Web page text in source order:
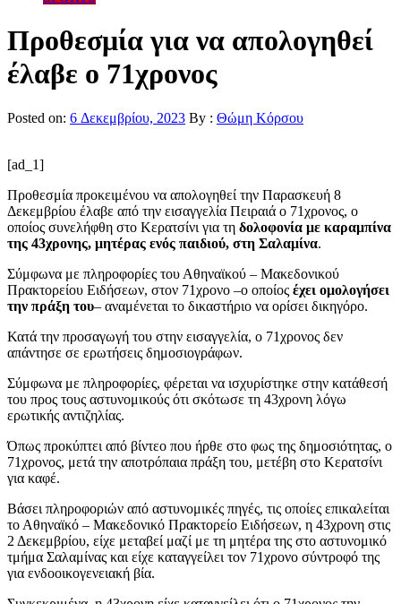
Προθεσμία για να απολογηθεί
έλαβε ο 71χρονος
Posted on: 6 Δεκεμβρίου, 2023 By : Θώμη Κόρσου
[ad_1]
Προθεσμία προκειμένου να απολογηθεί την Παρασκευή 8
Δεκεμβρίου έλαβε από την εισαγγελία Πειραιά ο 71χρονος, ο
οποίος συνελήφθη στο Κερατσίνι για τη δολοφονία με καραμπίνα
της 43χρονης, μητέρας ενός παιδιού, στη Σαλαμίνα.
Σύμφωνα με πληροφορίες του Αθηναϊκού – Μακεδονικού
Πρακτορείου Ειδήσεων, στον 71χρονο –ο οποίος έχει ομολογήσει
την πράξη του– αναμένεται το δικαστήριο να ορίσει δικηγόρο.
Κατά την προσαγωγή του στην εισαγγελία, ο 71χρονος δεν
απάντησε σε ερωτήσεις δημοσιογράφων.
Σύμφωνα με πληροφορίες, φέρεται να ισχυρίστηκε στην κατάθεσή
του προς τους αστυνομικούς ότι σκότωσε τη 43χρονη λόγω
ερωτικής αντιζηλίας.
Όπως προκύπτει από βίντεο που ήρθε στο φως της δημοσιότητας, ο
71χρονος, μετά την αποτρόπαια πράξη του, μετέβη στο Κερατσίνι
για καφέ.
Βάσει πληροφοριών από αστυνομικές πηγές, τις οποίες επικαλείται
το Αθηναϊκό – Μακεδονικό Πρακτορείο Ειδήσεων, η 43χρονη στις
2 Δεκεμβρίου, είχε μεταβεί μαζί με τη μητέρα της στο αστυνομικό
τμήμα Σαλαμίνας και είχε καταγγείλει τον 71χρονο σύντροφό της
για ενδοοικογενειακή βία.